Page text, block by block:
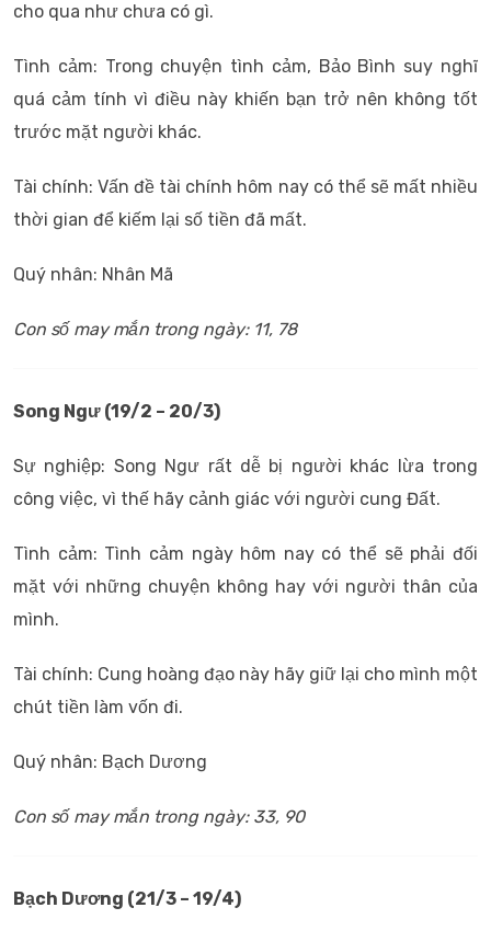
cho qua như chưa có gì.
Tình cảm: Trong chuyện tình cảm, Bảo Bình suy nghĩ
quá cảm tính vì điều này khiến bạn trở nên không tốt
trước mặt người khác.
Tài chính: Vấn đề tài chính hôm nay có thể sẽ mất nhiều
thời gian để kiếm lại số tiền đã mất.
Quý nhân: Nhân Mã
Con số may mắn trong ngày: 11, 78
Song Ngư (19/2 – 20/3)
Sự nghiệp: Song Ngư rất dễ bị người khác lừa trong
công việc, vì thế hãy cảnh giác với người cung Đất.
Tình cảm: Tình cảm ngày hôm nay có thể sẽ phải đối
mặt với những chuyện không hay với người thân của
mình.
Tài chính: Cung hoàng đạo này hãy giữ lại cho mình một
chút tiền làm vốn đi.
Quý nhân: Bạch Dương
Con số may mắn trong ngày: 33, 90
Bạch Dương (21/3 – 19/4)